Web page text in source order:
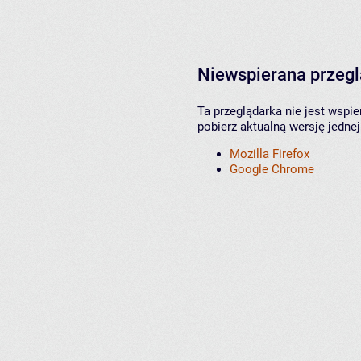
Niewspierana
Ta przeglądarka nie jest
pobierz aktualną wersję
Mozilla Firefox
Google Chrome